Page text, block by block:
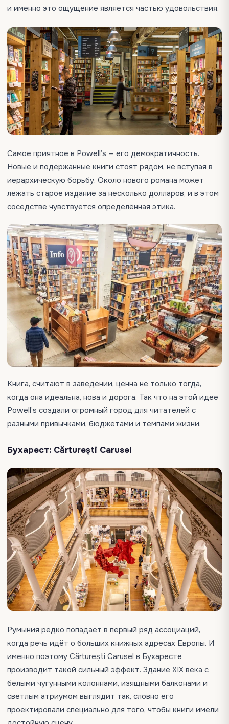
и именно это ощущение является частью удовольствия.
Самое приятное в Powell’s — его демократичность.
Новые и подержанные книги стоят рядом, не вступая в
иерархическую борьбу. Около нового романа может
лежать старое издание за несколько долларов, и в этом
соседстве чувствуется определённая этика.
Книга, считают в заведении, ценна не только тогда,
когда она идеальна, нова и дорога. Так что на этой идее
Powell’s создали огромный город для читателей с
разными привычками, бюджетами и темпами жизни.
Бухарест: Cărturești Carusel
Румыния редко попадает в первый ряд ассоциаций,
когда речь идёт о больших книжных адресах Европы. И
именно поэтому Cărturești Carusel в Бухаресте
производит такой сильный эффект. Здание XIX века с
белыми чугунными колоннами, изящными балконами и
светлым атриумом выглядит так, словно его
проектировали специально для того, чтобы книги имели